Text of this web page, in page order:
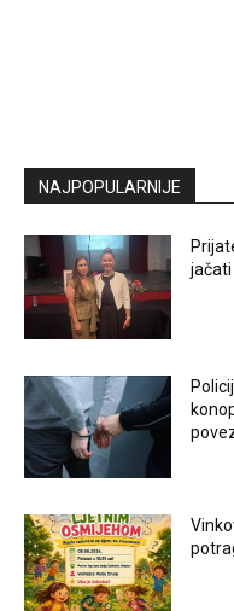
NAJPOPULARNIJE
jačati